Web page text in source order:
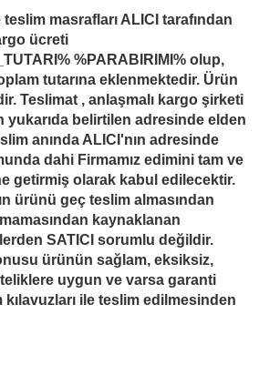
masrafları ALICI tarafından
ücreti
%PARABIRIMI% olup,
tutarına eklenmektedir. Ürün
Teslimat , anlaşmalı kargo şirketi
yukarıda belirtilen adresinde elden
anında ALICI'nın adresinde
dahi Firmamız edimini tam ve
getirmiş olarak kabul edilecektir.
ürünü geç teslim almasından
kaynaklanan
SATICI sorumlu değildir.
ürünün sağlam, eksiksiz,
uygun ve varsa garanti
kılavuzları ile teslim edilmesinden